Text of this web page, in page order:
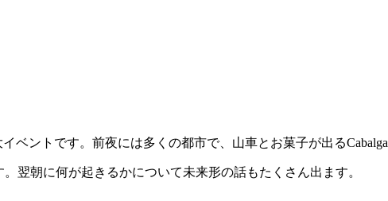
ベントです。前夜には多くの都市で、山車とお菓子が出る
翌朝に何が起きるかについて未来形の話もたくさん出ます。